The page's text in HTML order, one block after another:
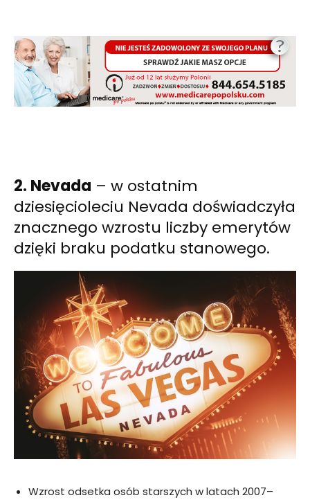
2. Nevada – w ostatnim
dziesięcioleciu Nevada doświadczyła
znacznego wzrostu liczby emerytów
dzięki braku podatku stanowego.
Wzrost odsetka osób starszych w latach 2007–